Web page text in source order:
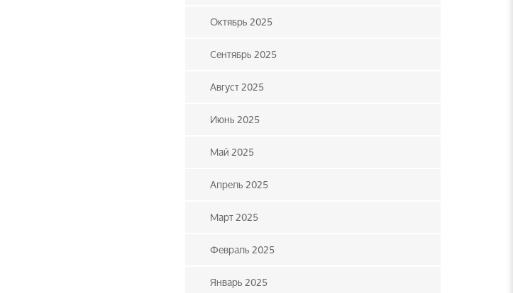
Октябрь 2025
Сентябрь 2025
Август 2025
Июнь 2025
Май 2025
Апрель 2025
Март 2025
Февраль 2025
Январь 2025